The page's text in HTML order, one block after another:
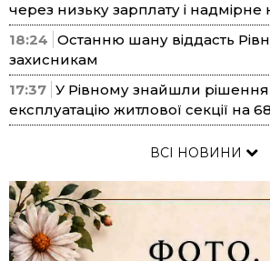
через низьку зарплату і
18:24 Останню шану віддасть
захисникам
17:37 У Рівному знайшли
експлуатацію житлової секції на
ВСІ НОВИНИ